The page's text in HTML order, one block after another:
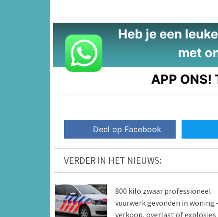
Heb je een
met
APP ONS!
Deel op Facebook
VERDER IN HET NIEUWS:
800 kilo zwaar professioneel
vuurwerk gevonden in woning
verkoop, overlast of explosies